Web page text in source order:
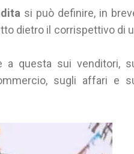
si può definire, in
dietro il corrispettivo di
a questa sui venditori,
sugli affari e